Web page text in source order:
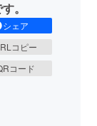
。
シェア
コピー
コード